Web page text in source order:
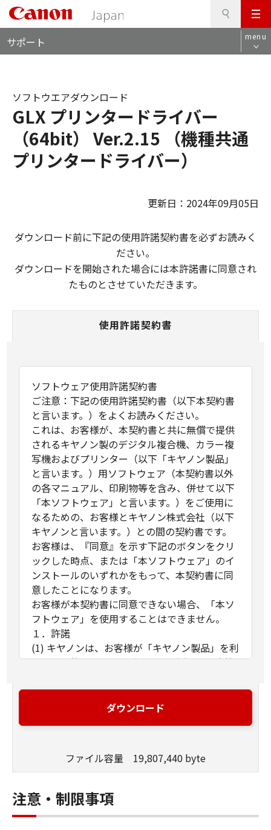
メ
ニ
ュ
サポート menu
GLX プリンタードライバー
（64bit） Ver.2.15 （機種共通
プリンタードライバー）
ソフトウエアダウンロード
更新日：2024年09月05日
ダウンロード前に下記の使用許諾契約書を必ずお読みく
ださい。
ダウンロードを開始された場合には本許諾書に同意され
たものとさせていただきます。
使用許諾契約書
ソフトウェア使用許諾契約書
ご注意：下記の使用許諾契約書（以下本契約書
と言います。）をよくお読みください。
これは、お客様が、本契約書と共に無償で提供
されるキヤノン製のデジタル複合機、カラー複
写機およびプリンター（以下「キヤノン製品」
と言います。）用ソフトウェア（本契約書以外
の各マニュアル、印刷物等を含み、併せて以下
「本ソフトウェア」と言います。）をご使用に
なるための、お客様とキヤノン株式会社（以下
キヤノンと言います。）との間の契約書です。
お客様は、『同意』を示す下記のボタンをクリ
ックした時点、または「本ソフトウェア」のイ
ンストールのいずれかをもって、本契約書に同
意したことになります。
お客様が本契約書に同意できない場合、「本ソ
フトウェア」を使用することはできません。
１．許諾
(1) キヤノンは、お客様が「キヤノン製品」を利
用する目的のために、「キヤノン製品」に直接
ンピューター（以下「指定機器」と言いま
す。）において、「本ソフトウェア」を使用
ること、アクセスすること、もしくは実行する
の非独占的権利をお客様に対して許諾します。
お客様は、また「指定機器」にネットワークを
通じて接続されたコンピューター上で、かかる
ダウンロード
ファイル容量 19,807,440 byte
注意・制限事項